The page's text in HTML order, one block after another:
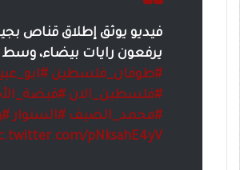
فيديو يوثق إطلاق قناص
يرفعون رايات بيضاء،
#طوفان_فلسطين
#فلسطين_الان
#محمد_الضيف #السنوار
pNksahE4yV